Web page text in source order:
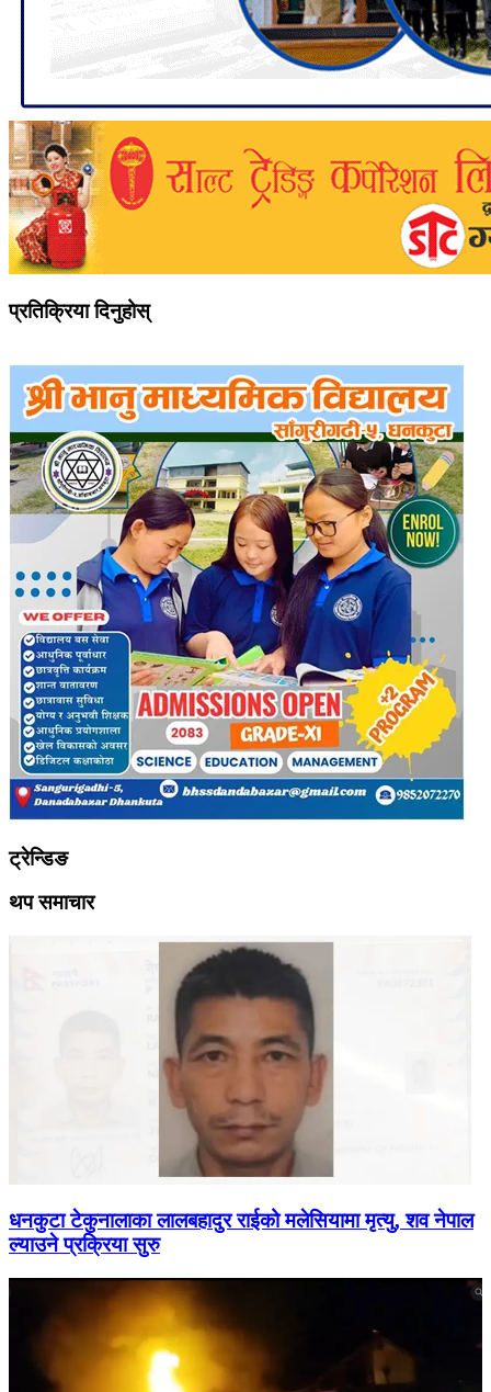
प्रतिक्रिया दिनुहोस्
ट्रेन्डिङ
थप समाचार
धनकुटा टेकुनालाका लालबहादुर राईको मलेसियामा मृत्यु, शव नेपाल
ल्याउने प्रक्रिया सुरु